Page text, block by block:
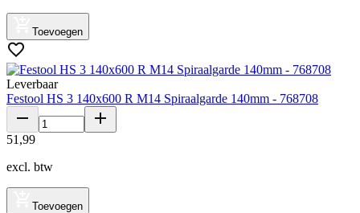
Toevoegen
Leverbaar
Festool HS 3 140x600 R M14 Spiraalgarde 140mm - 768708
51 ,99
excl. btw
Toevoegen